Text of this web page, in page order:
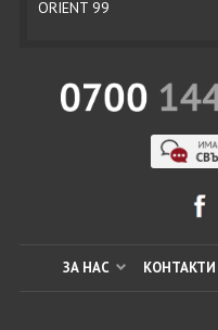
ORIENT 99
ЗА НАС КОНТАКТИ